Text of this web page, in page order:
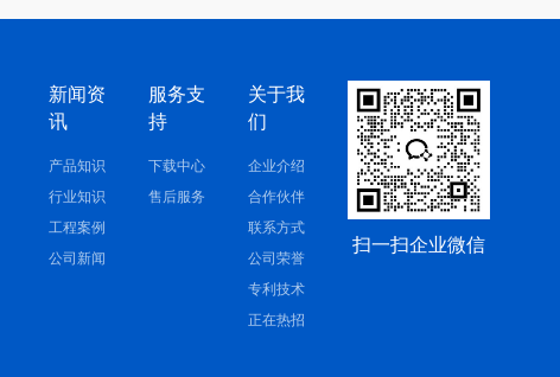
新闻资
讯
产品知识
行业知识
工程案例
公司新闻
服务支
持
下载中心
售后服务
关于我
们
企业介绍
合作伙伴
联系方式
公司荣誉
专利技术
正在热招
扫一扫企业微信